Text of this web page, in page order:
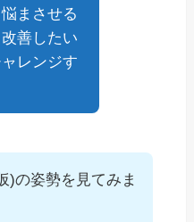
まさせる
善したい
レンジす
)の姿勢を見てみま